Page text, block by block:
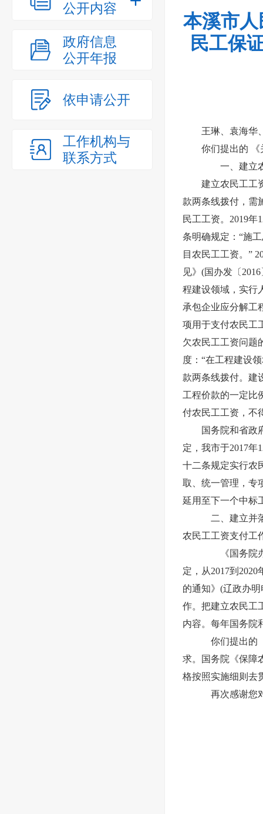
公开内容
政府信息
公开年报
依申请公开
工作机构与
联系方式
本溪市
民工保
王琳、袁海华
你们提出的
一、建立农
建立农民工工
款两条线拨付，需
民工工资。2019
条明确规定：“施
目农民工工资。”
见》(国办发〔
程建设领域，实行
承包企业应分解工
项用于支付农民工
欠农民工工资问题
度：“在工程建设
款两条线拨付。建
工程价款的一定比
付农民工工资，不
国务院和省政
定，我市于2017年
十二条规定实行农
取、统一管理，专
延用至下一个中标
二、 建立并
农民工工资支付工
《国务院办
定，从2017到
的通知》(辽政办
作。把建立农民工
内容。每年国务院
你们提出的
求。国务院《保障
格按照实施细则去
再次感谢您